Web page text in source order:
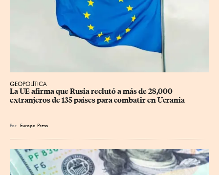
GEOPOLÍTICA
La UE afirma que Rusia reclutó a más de 28,000
extranjeros de 135 países para combatir en Ucrania
Por Europa Press